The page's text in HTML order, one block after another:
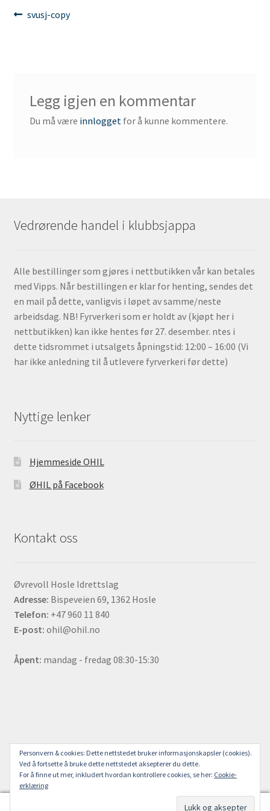
Innleggsnavigasjon
Forrige
svusj-copy
Legg igjen en kommentar
Du må være innloggetfor å kunne kommentere.
Vedrørende handel i klubbsjappa
Alle bestillinger som gjøres i nettbutikken vår kan betales
med Vipps. Når bestillingen er klar for henting, sendes det
en mail på dette, vanligvis i løpet av samme/neste
arbeidsdag. NB! Fyrverkeri som er holdt av (kjøpt her i
nettbutikken) kan ikke hentes før 27. desember. ntes i
dette tidsrommet i utsalgets åpningstid: 12:00 – 16:00 (Vi
har ikke anledning til å utlevere fyrverkeri før dette)
Nyttige lenker
Hjemmeside OHIL
ØHIL på Facebook
Kontakt oss
Øvrevoll Hosle Idrettslag
Adresse: Bispeveien 69, 1362 Hosle
Telefon: +47 960 11 840
E-post: ohil@ohil.no
Åpent: mandag - fredag 08:30-15:30
© ØHIL Sjappa 2018
0
Personvern & cookies: Dette nettstedet bruker informasjonskapsler (cookies).
Ved å fortsette å bruke dette nettstedet aksepterer du dette.
For å finne ut mer, inkludert hvordan kontrollere cookies, se her: Cookie-
erklæring